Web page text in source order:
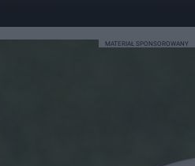
MATERIAŁ SPONSOROWANY